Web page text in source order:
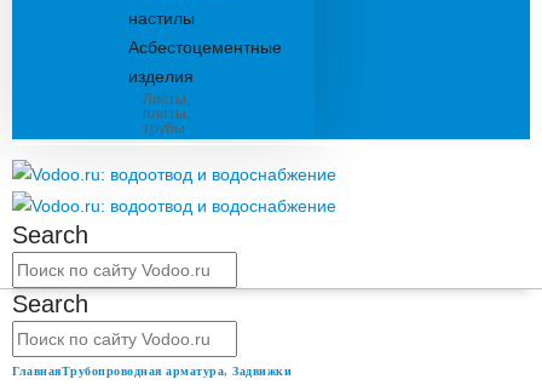
настилы
Асбестоцементные
изделия
Листы,
плиты,
трубы
Search
Search
ГлавнаяТрубопроводная арматура, Задвижки